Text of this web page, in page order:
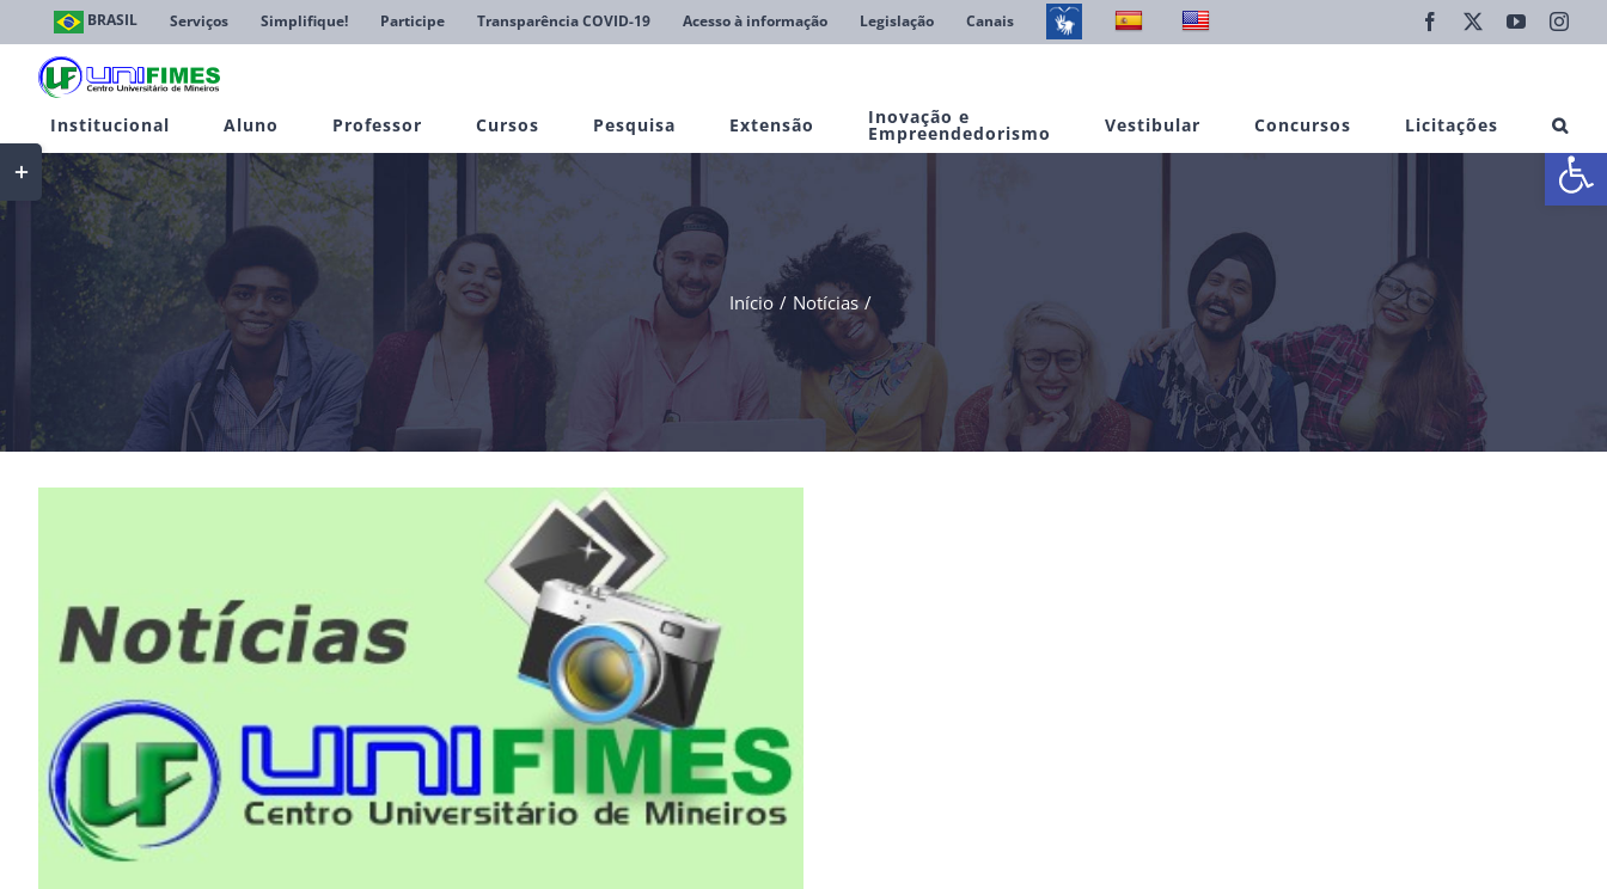
Abrir
conteúdo
BRASIL Serviços Simplifique! Participe Transparência COVID-19 Acesso à informação Legislação Canais Facebook YouTube
Institucional Aluno Professor Cursos Pesquisa Extensão Inovação e
Empreendedorismo Vestibular Concursos Licitações
Início Notícias
Toggle
Sliding
Bar